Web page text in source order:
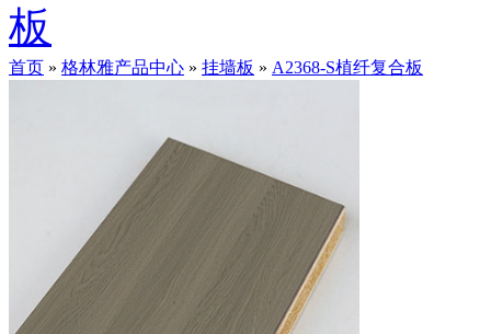
首页 » 格林雅产品中心 » 挂墙板 » A2368-S植纤复合板